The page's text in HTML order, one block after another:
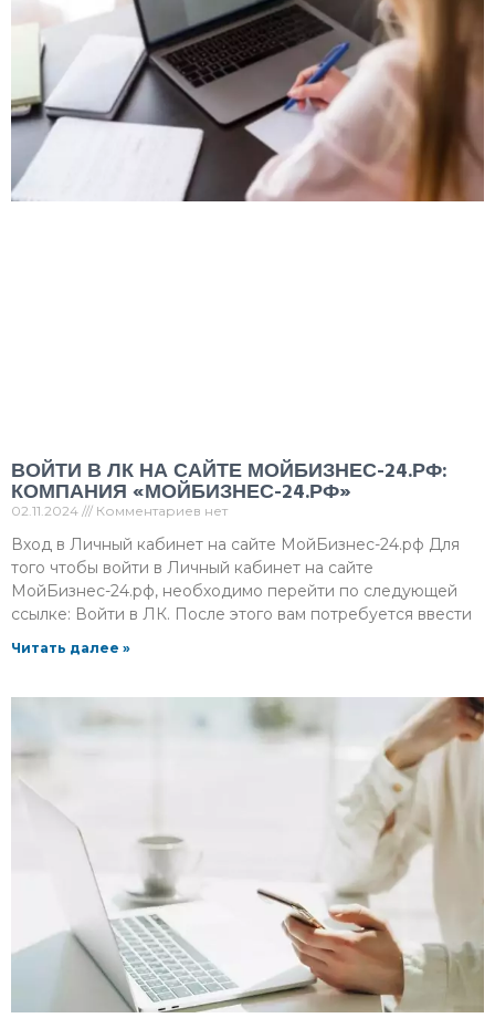
ВОЙТИ В ЛК НА САЙТЕ МОЙБИЗНЕС-24.РФ:
КОМПАНИЯ «МОЙБИЗНЕС-24.РФ»
02.11.2024 Комментариев нет
Вход в Личный кабинет на сайте МойБизнес-24.рф Для
того чтобы войти в Личный кабинет на сайте
МойБизнес-24.рф, необходимо перейти по следующей
ссылке: Войти в ЛК. После этого вам потребуется ввести
Читать далее »